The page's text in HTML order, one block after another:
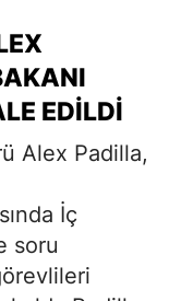
EDILDI
Alex Padilla,
İç
soru